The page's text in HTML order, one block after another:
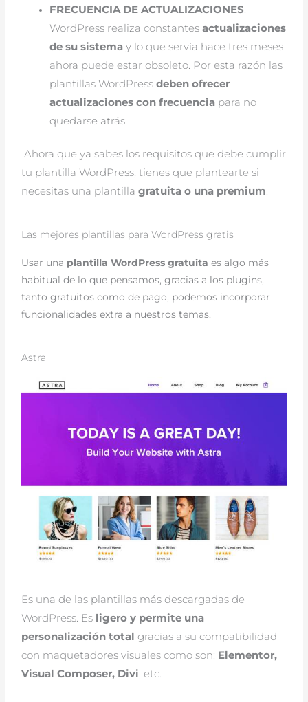
FRECUENCIA DE ACTUALIZACIONES:
WordPress realiza constantes actualizaciones
de su sistema y lo que servía hace tres meses
ahora puede estar obsoleto. Por esta razón las
plantillas WordPress deben ofrecer
actualizaciones con frecuencia para no
quedarse atrás.
Ahora que ya sabes los requisitos que debe cumplir
tu plantilla WordPress, tienes que plantearte si
necesitas una plantilla gratuita o una premium
Las mejores plantillas para WordPress gratis
Usar una plantilla WordPress gratuita es algo más
habitual de lo que pensamos, gracias a los plugins,
tanto gratuitos como de pago, podemos incorporar
funcionalidades extra a nuestros temas.
Astra
Es una de las plantillas más descargadas de
WordPress. Es ligero y permite una
personalización total gracias a su compatibilidad
con maquetadores visuales como son: Elementor,
Visual Composer, Divi, etc.